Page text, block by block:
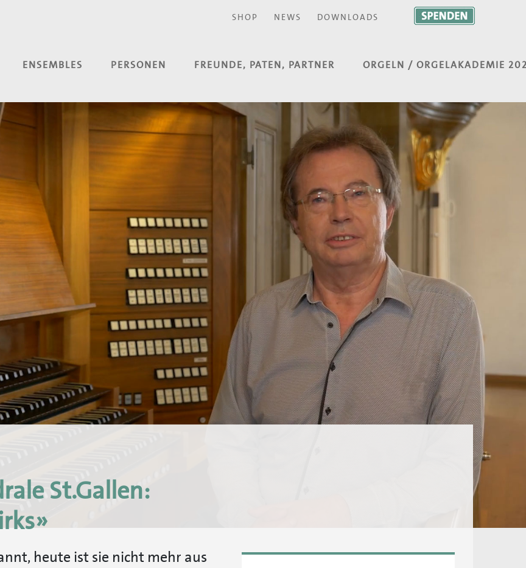
SHOP NEWS DOWNLOADS
ENSEMBLES PERSONEN FREUNDE, PATEN, PARTNER ORGELN / ORGELAKADEMIE
St.Gallen:
heute ist sie nicht mehr aus